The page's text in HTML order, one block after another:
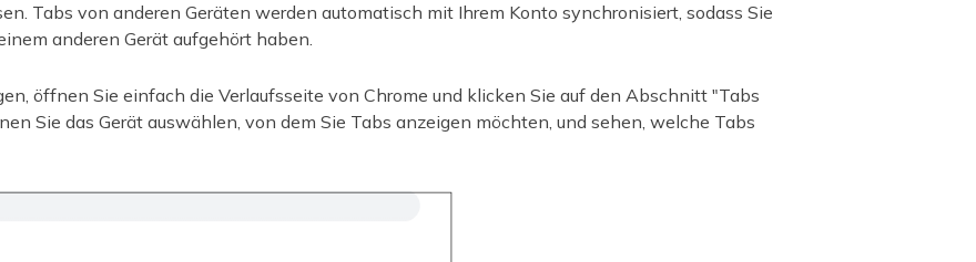
Tabs von anderen Geräten werden automatisch mit Ihrem Konto synchronisiert, sodass Sie
anderen Gerät aufgehört haben.
öffnen Sie einfach die Verlaufsseite von Chrome und klicken Sie auf den Abschnitt "Tabs
Sie das Gerät auswählen, von dem Sie Tabs anzeigen möchten, und sehen, welche Tabs